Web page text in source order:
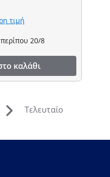
τιμή
περίπου 20/8
καλάθι
Τελευταίο